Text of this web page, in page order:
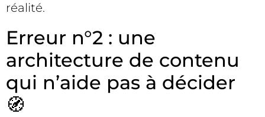
réalité.
Erreur n°2 : une
architecture de contenu
qui n’aide pas à décider
🧭